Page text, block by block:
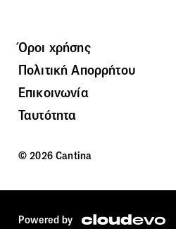
Όροι χρήσης
Πολιτική Απορρήτου
Επικοινωνία
Ταυτότητα
© 2026 Cantina
Powered by